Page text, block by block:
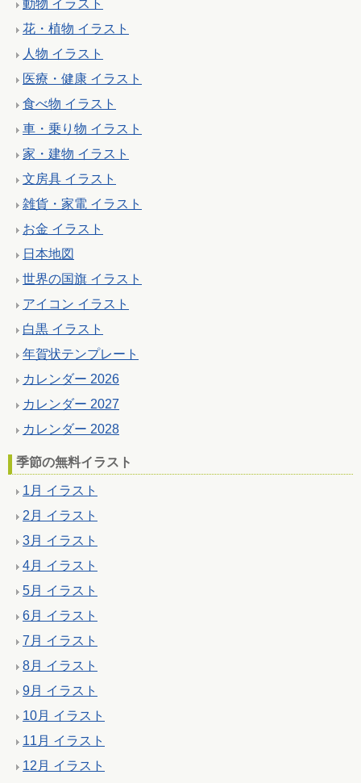
動物 イラスト
花・植物 イラスト
人物 イラスト
医療・健康 イラスト
食べ物 イラスト
車・乗り物 イラスト
家・建物 イラスト
文房具 イラスト
雑貨・家電 イラスト
お金 イラスト
日本地図
世界の国旗 イラスト
アイコン イラスト
白黒 イラスト
年賀状テンプレート
カレンダー 2026
カレンダー 2027
カレンダー 2028
季節の無料イラスト
1月 イラスト
2月 イラスト
3月 イラスト
4月 イラスト
5月 イラスト
6月 イラスト
7月 イラスト
8月 イラスト
9月 イラスト
10月 イラスト
11月 イラスト
12月 イラスト